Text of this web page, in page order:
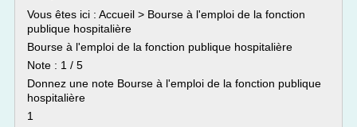
Vous êtes ici : Accueil > Bourse à l'emploi de la fonction
publique hospitalière
Bourse à l'emploi de la fonction publique hospitalière
Note : 1 / 5
Donnez une note Bourse à l'emploi de la fonction publique
hospitalière
1